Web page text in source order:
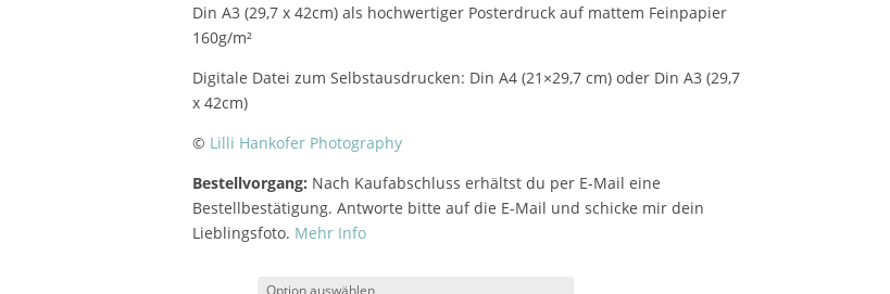
Din A3 (29,7 x 42cm) als hochwertiger Posterdruck auf mattem Feinpapier
160g/m²
Digitale Datei zum Selbstausdrucken: Din A4 (21×29,7 cm) oder Din A3 (29,7
x 42cm)
© Lilli Hankofer Photography
Bestellvorgang: Nach Kaufabschluss erhältst du per E-Mail eine
Bestellbestätigung. Antworte bitte auf die E-Mail und schicke mir dein
Lieblingsfoto. Mehr Info